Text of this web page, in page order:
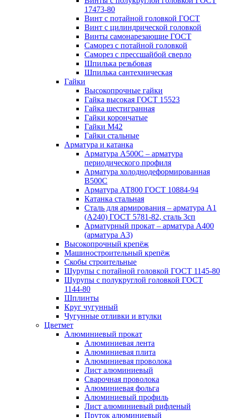
17473-80
Винт с потайной головкой ГОСТ
Винт с цилиндрической головкой
Винты самонарезающие ГОСТ
Саморез с потайной головкой
Саморез с прессшайбой сверло
Шпилька резьбовая
Шпилька сантехническая
Гайки
Высокопрочные гайки
Гайка высокая ГОСТ 15523
Гайка шестигранная
Гайки корончатые
Гайки М42
Гайки стальные
Арматура и катанка
Арматура А500С – арматура
периодического профиля
Арматура холоднодеформированная
В500С
Арматура АТ800 ГОСТ 10884-94
Катанка стальная
Сталь для армирования – арматура А1
(А240) ГОСТ 5781-82, сталь 3сп
Арматурный прокат – арматура А400
(арматура А3)
Высокопрочный крепёж
Машиностроительный крепёж
Скобы строительные
Шурупы с потайной головкой ГОСТ 1145-80
Шурупы с полукруглой головкой ГОСТ
1144-80
Шплинты
Круг чугунный
Чугунные отливки и втулки
Цветмет
Алюминиевый прокат
Алюминиевая лента
Алюминиевая плита
Алюминиевая проволока
Лист алюминиевый
Сварочная проволока
Алюминиевая фольга
Алюминиевый профиль
Лист алюминиевый рифленый
Пруток алюминиевый